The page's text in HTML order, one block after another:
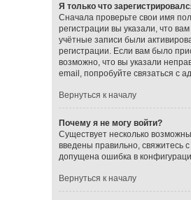
Я только что
Сначала проверьте свои имя
регистрации вы указали, что
учётные записи были
регистрации. Если вам было
возможно, что вы указали
email, попробуйте связаться с
Вернуться к началу
Почему я не могу войти?
Существует несколько
введены правильно, свяжитесь
допущена ошибка в
Вернуться к началу